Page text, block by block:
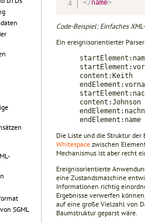
SGML
</name>
Code-Beispiel: Einfaches
Ein ereignisorientierter
content:Keith
content:Johnson
endElement:name
Die Liste und die Struktur
Whitespace zwischen
Mechanismus ist aber recht
Ereignisorientierte
eine Zustandsmaschine
Informationen richtig
Ergebnisse verwerfen
auf eine große Vielzahl von
Baumstruktur geparst wäre.